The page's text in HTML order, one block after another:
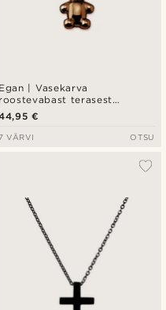
Egan | Vasekarva
roostevabast terasest
karukujuline karpketi kaelakee
€
VÄRVI OTSU